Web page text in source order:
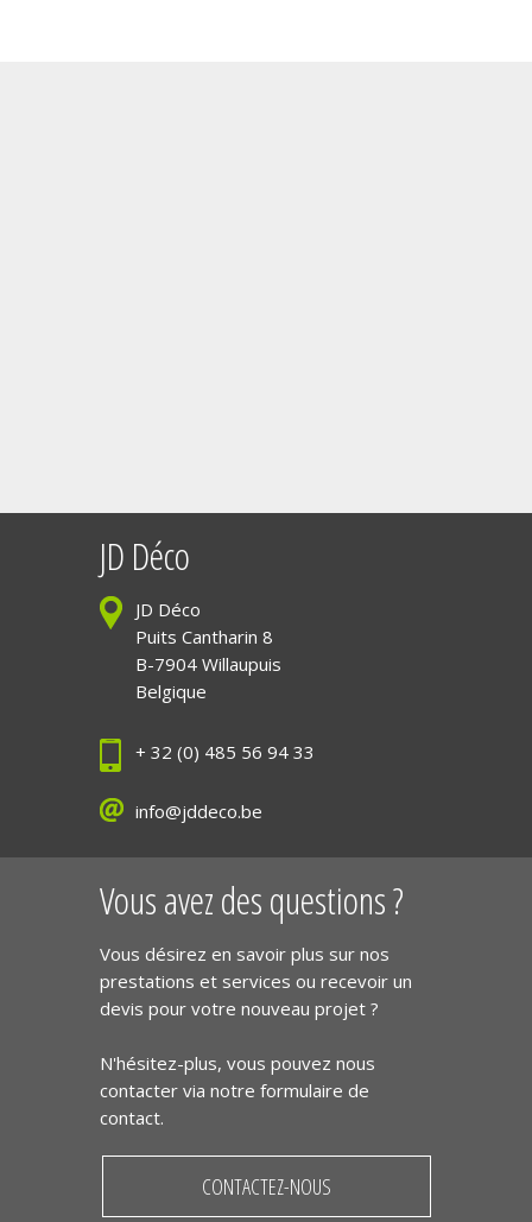
JD Déco
JD Déco
Puits Cantharin 8
B-7904 Willaupuis
Belgique
+ 32 (0) 485 56 94 33
info@jddeco.be
Vous avez des questions ?
Vous désirez en savoir plus sur nos
prestations et services ou recevoir un
devis pour votre nouveau projet ?
N'hésitez-plus, vous pouvez nous
contacter via notre formulaire de
contact.
CONTACTEZ-NOUS